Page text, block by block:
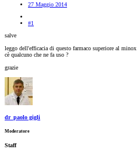
27 Maggio 2014
#1
salve
leggo dell'efficacia di questo farmaco superiore al minox
cè qualcuno che ne fa uso ?
grazie
dr_paolo gigli
Moderatore
Staff